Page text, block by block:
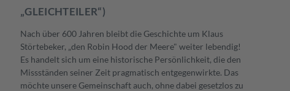
„GLEICHTEILER“)
Nach über 600 Jahren bleibt die Geschichte um Klaus
Störtebeker, „den Robin Hood der Meere" weiter lebendig!
Es handelt sich um eine historische Persönlichkeit, die den
Missständen seiner Zeit pragmatisch entgegenwirkte. Das
möchte unsere Gemeinschaft auch, ohne dabei gesetzlos zu